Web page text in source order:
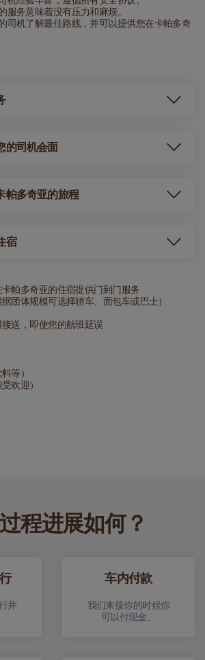
服务意味着没有压力和麻烦。
司机了解最佳路线，并可以提供您在卡帕多奇
的司机会面
帕多奇亚的旅程
宿
帕多奇亚的住宿提供门到门服务
团体规模可选择轿车、面包车或巴士）
送，即使您的航班延误
等）
欢迎）
程进展如何？
并
车内付款
我们来接你的时候你
可以付现金。